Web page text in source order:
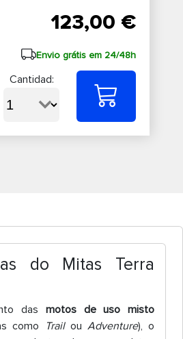
123,00 €
Envio grátis em 24/48h
Cantidad:
do Mitas Terra
das motos de uso misto
como
Trailou Adventure), o